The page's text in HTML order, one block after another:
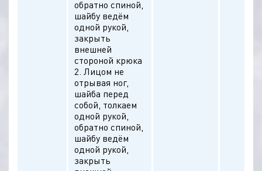
обратно спиной,
шайбу ведём
одной рукой,
закрыть
внешней
стороной крюка
2. Лицом не
отрывая ног,
шайба перед
собой, толкаем
одной рукой,
обратно спиной,
шайбу ведём
одной рукой,
закрыть